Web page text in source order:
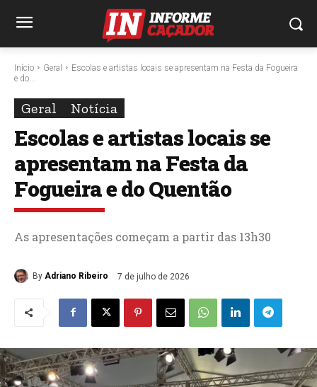
Início Geral
Escolas e artistas locais se apresentam na Festa da Fogueira
e do...
Geral Notícia
Escolas e artistas locais se
apresentam na Festa da
Fogueira e do Quentão
As apresentações começam a partir das 13h30
By Adriano Ribeiro 7 de julho de 2026